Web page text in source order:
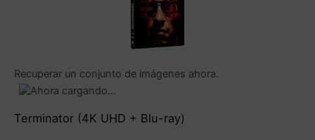
Recuperar un conjunto de imágenes ahora.
Terminator (4K UHD + Blu-ray)